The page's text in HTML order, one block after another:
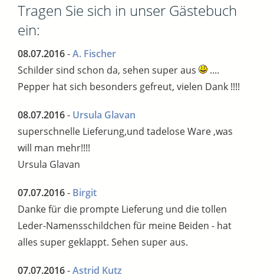
Tragen Sie sich in unser Gästebuch
ein:
08.07.2016-A. Fischer
Schilder sind schon da, sehen super aus
....
Pepper hat sich besonders gefreut, vielen Dank !!!!
08.07.2016- Ursula Glavan
superschnelle Lieferung,und tadelose Ware ,was
will man mehr!!!!
Ursula Glavan
07.07.2016- Birgit
Danke für die prompte Lieferung und die tollen
Leder-Namensschildchen für meine Beiden - hat
alles super geklappt. Sehen super aus.
07.07.2016-Astrid Kutz